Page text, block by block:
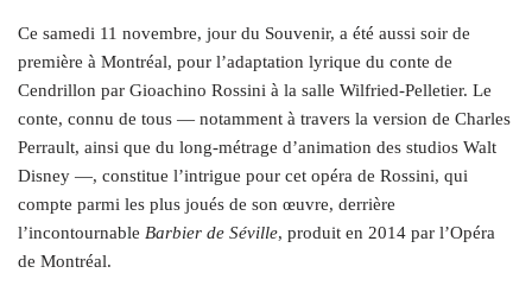
Ce samedi 11 novembre, jour du Souvenir, a été aussi soir de
première à Montréal, pour l’adaptation lyrique du conte de
Cendrillon par Gioachino Rossini à la salle Wilfried-Pelletier. Le
conte, connu de tous — notamment à travers la version de Charles
Perrault, ainsi que du long-métrage d’animation des studios Walt
Disney —, constitue l’intrigue pour cet opéra de Rossini, qui
compte parmi les plus joués de son œuvre, derrière
l’incontournable Barbier de Séville, produit en 2014 par l’Opéra
de Montréal.